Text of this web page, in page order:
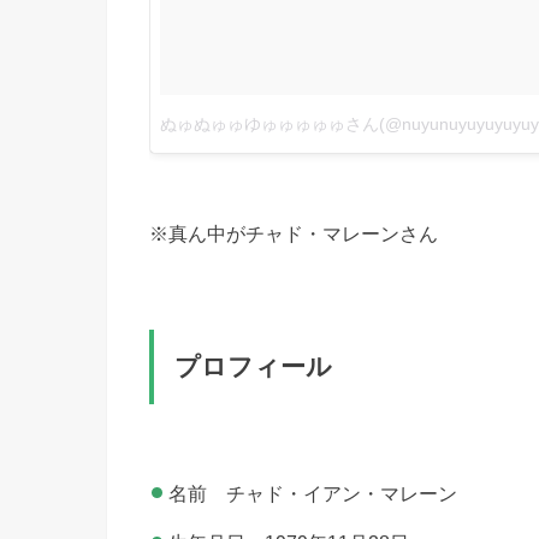
※真ん中がチャド・マレーンさん
プロフィール
名前 チャド・イアン・マレーン